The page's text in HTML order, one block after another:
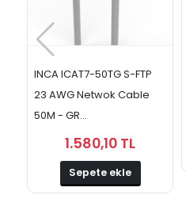
INCA ICAT7-50TG S-FTP
23 AWG Netwok Cable
50M - GR...
1.580,10 TL
Sepete ekle